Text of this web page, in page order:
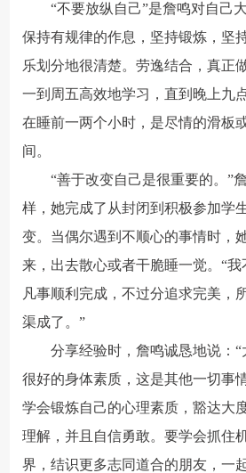
“不要放纵自己”是詹鸣对自己
保持有规律的作息，坚持锻炼，坚
乐划分地很清楚。劳逸结合，真正
一到周五高效地学习，直到晚上九
在睡前一两个小时，是尽情的滑板
间。
“善于改变自己是很重要的。”
样，她完成了从封闭到积极参加学
变。当偶尔遇到不顺心的事情时，
来，出去散心或者干脆睡一觉。“我
凡事顺利完成，不过分追求完美，
渠成了。”
分享经验时，詹鸣诚恳地说：
很好的身体素质，这是其他一切事
学会锻炼自己的心理素质，豁达大
理解，并且自信勇敢。要学会抓住
界，结识更多志同道合的朋友，一